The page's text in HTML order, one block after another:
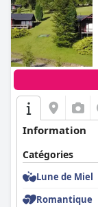
Information
Catégories
Lune de Miel
Romantique